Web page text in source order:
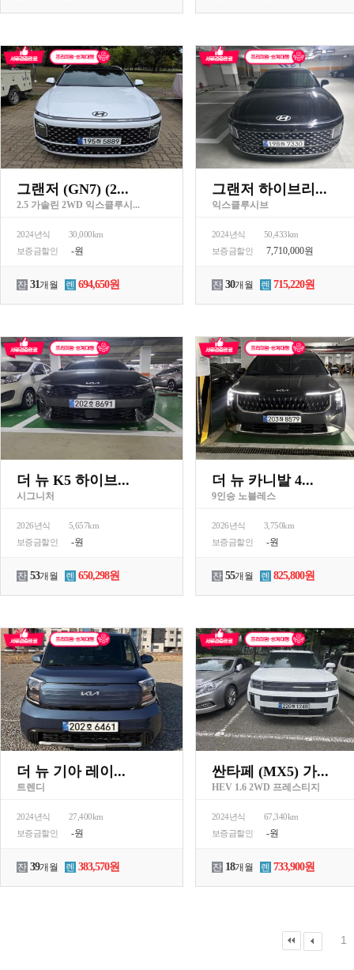
그랜저 (GN7) (2...
2.5 가솔린 2WD 익스클루시...
2024년식
30,000km
보증금할인
-원
잔 31개월 렌 694,650원
그랜저 하이브리...
익스클루시브
2024년식
50,433km
보증금할인
7,710,000원
잔 30개월 렌 715,220원
더 뉴 K5 하이브...
시그니처
2026년식
5,657km
보증금할인
-원
잔 53개월 렌 650,298원
더 뉴 카니발 4...
9인승 노블레스
2026년식
3,750km
보증금할인
-원
잔 55개월 렌 825,800원
더 뉴 기아 레이...
트렌디
2024년식
27,400km
보증금할인
-원
잔 39개월 렌 383,570원
싼타페 (MX5) 가...
HEV 1.6 2WD 프레스티지
2024년식
67,340km
보증금할인
-원
잔 18개월 렌 733,900원
1